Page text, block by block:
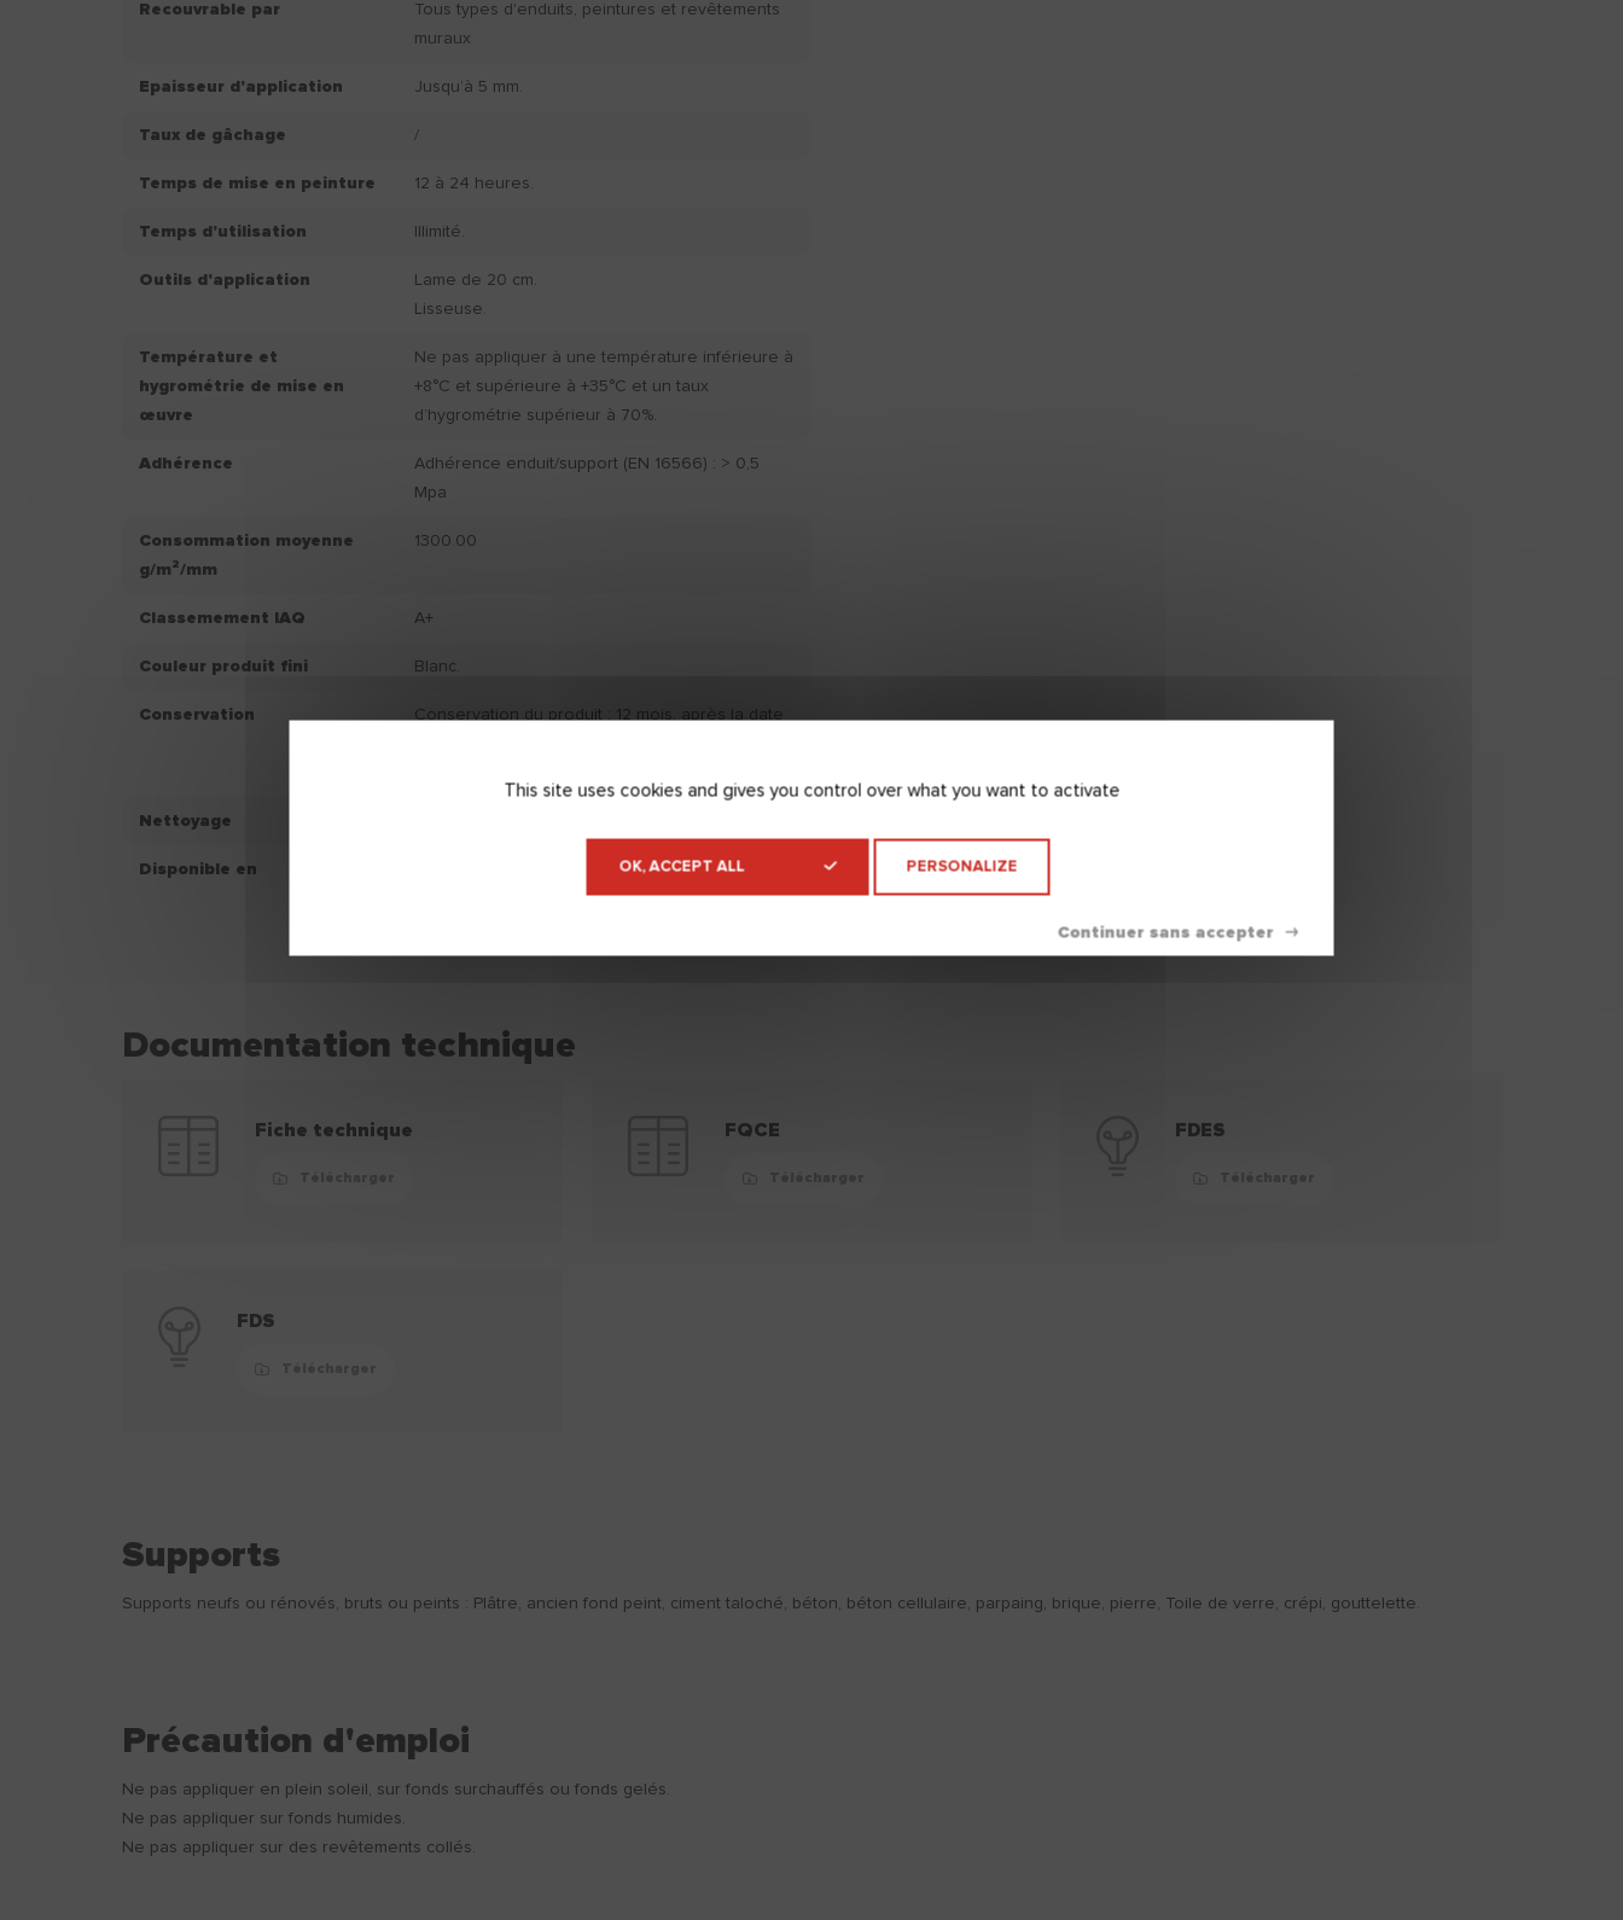
Recouvrable par
Tous types d'enduits, peintures et revêtements
muraux
Epaisseur d'application Jusqu’à 5 mm.
Taux de gâchage /
Temps de mise en peinture 12 à 24 heures.
Temps d'utilisation Illimité.
Outils d'application
Lame de 20 cm.
Lisseuse.
Température et
hygrométrie de mise en
œuvre
Ne pas appliquer à une température inférieure à
+8°C et supérieure à +35°C et un taux
d’hygrométrie supérieur à 70%.
Adhérence
Adhérence enduit/support (EN 16566) : > 0,5
Mpa
Consommation moyenne
g/m²/mm
1300.00
Classemement IAQ A+
Couleur produit fini Blanc.
Conservation
Conservation du produit : 12 mois, après la date
Nettoyage
Disponible en
Documentation technique
Fiche technique FQCE FDES
FDS
Supports
Supports neufs ou rénovés, bruts ou peints : Plâtre, ancien fond peint, ciment taloché, béton, béton cellulaire, parpaing, brique, pierre, Toile de verre, crépi, gouttelette.
Précaution d'emploi
Ne pas appliquer en plein soleil, sur fonds surchauffés ou fonds gelés.
Ne pas appliquer sur fonds humides.
Ne pas appliquer sur des revêtements collés.
This site uses cookies and gives you control over what you want to activate
OK, ACCEPT ALL PERSONALIZE